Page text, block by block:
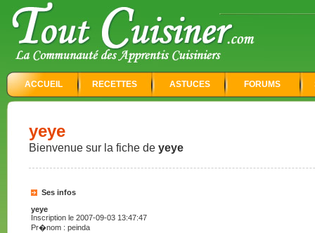
ACCUEIL RECETTES ASTUCES FORUMS
yeye
Bienvenue sur la fiche de yeye
Ses infos
yeye
Inscription le 2007-09-03 13:47:47
Pr�nom : peinda